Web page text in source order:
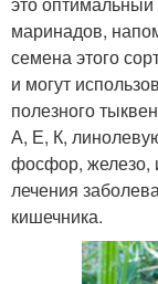
маринадов,
семена этого
и могут
полезного
А, Е, К,
фосфор, железо,
лечения
кишечника.